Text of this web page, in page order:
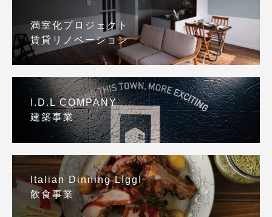
満室化プロジェクト
賃貸リノベーション
I.D.L COMPANY
建築事業
Italian Dinning LIggI
飲食事業